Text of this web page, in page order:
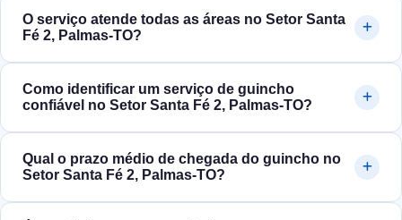
O serviço atende todas as áreas no Setor Santa
Fé 2, Palmas‑TO?
Como identificar um serviço de guincho
confiável no Setor Santa Fé 2, Palmas‑TO?
Qual o prazo médio de chegada do guincho no
Setor Santa Fé 2, Palmas‑TO?